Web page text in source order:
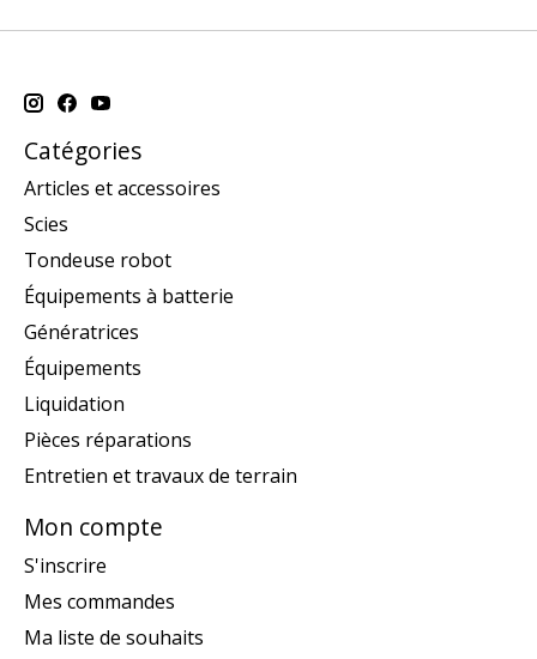
Catégories
Articles et accessoires
Scies
Tondeuse robot
Équipements à batterie
Génératrices
Équipements
Liquidation
Pièces réparations
Entretien et travaux de terrain
Mon compte
S'inscrire
Mes commandes
Ma liste de souhaits